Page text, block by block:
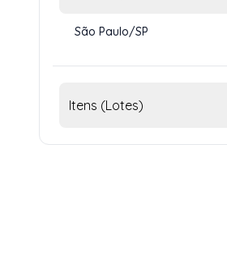
São Paulo/SP
Itens (Lotes)